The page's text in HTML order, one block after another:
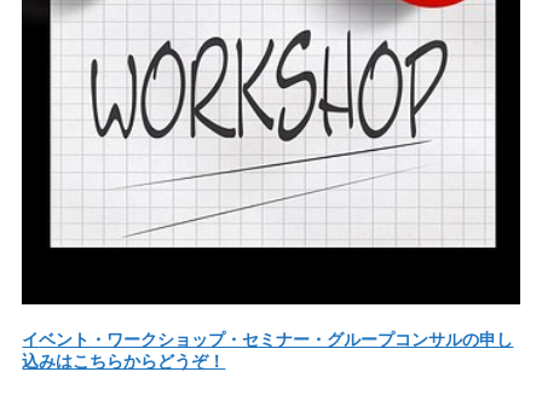
イベント・ワークショップ・セミナー・グループコンサルの申し
込みはこちらからどうぞ！